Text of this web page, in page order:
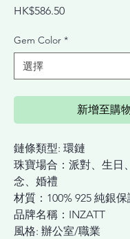
HK$586.50價
Gem Color *
新增至購
鏈條類型: 環鏈
珠寶場合：派對、生日
念、婚禮
材質：100% 925 純銀保
品牌名稱：INZATT
風格: 辦公室/職業